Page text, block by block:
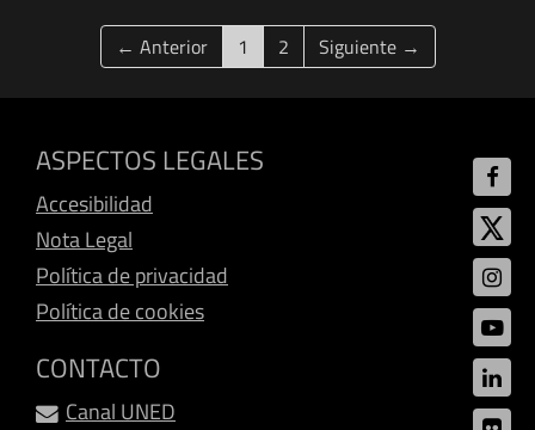
← Anterior 1 (current)
2 Siguiente →
ASPECTOS LEGALES
Accesibilidad
Nota Legal
Política de privacidad
Política de cookies
CONTACTO
Canal UNED